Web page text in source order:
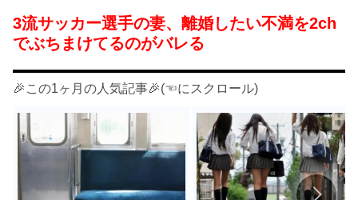
3流サッカー選手の妻、離婚したい不満を2ch
でぶちまけてるのがバレる
🎉この1ヶ月の人気記事🎉(☜にスクロール)